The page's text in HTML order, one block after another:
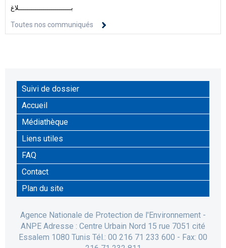
بــــــــــــــــــــــــــلاغ
Toutes nos communiqués
Suivi de dossier
Accueil
Médiathèque
Liens utiles
FAQ
Contact
Plan du site
Agence Nationale de Protection de l'Environnement -
ANPE Adresse : Centre Urbain Nord 15 rue 7051 cité
Essalem 1080 Tunis Tél.: 00 216 71 233 600 - Fax: 00